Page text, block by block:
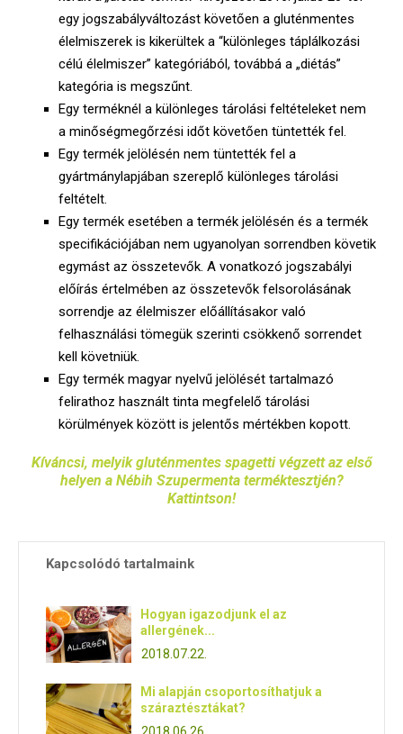
egy jogszabályváltozást követően a gluténmentes
élelmiszerek is kikerültek a “különleges táplálkozási
célú élelmiszer” kategóriából, továbbá a „diétás”
kategória is megszűnt.
Egy terméknél a különleges tárolási feltételeket nem
a minőségmegőrzési időt követően tüntették fel.
Egy termék jelölésén nem tüntették fel a
gyártmánylapjában szereplő különleges tárolási
feltételt.
Egy termék esetében a termék jelölésén és a termék
specifikációjában nem ugyanolyan sorrendben követik
egymást az összetevők. A vonatkozó jogszabályi
előírás értelmében az összetevők felsorolásának
sorrendje az élelmiszer előállításakor való
felhasználási tömegük szerinti csökkenő sorrendet
kell követniük.
Egy termék magyar nyelvű jelölését tartalmazó
felirathoz használt tinta megfelelő tárolási
körülmények között is jelentős mértékben kopott.
Kíváncsi, melyik gluténmentes spagetti végzett az első
helyen a Nébih Szupermenta terméktesztjén?
Kattintson!
Kapcsolódó tartalmaink
Hogyan igazodjunk el az
allergének...
2018.07.22.
Mi alapján csoportosíthatjuk a
száraztésztákat?